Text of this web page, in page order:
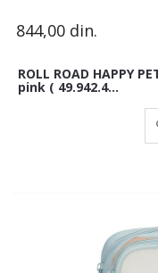
844,00 din.
ROLL ROAD HAPPY
pink ( 49.942.4...